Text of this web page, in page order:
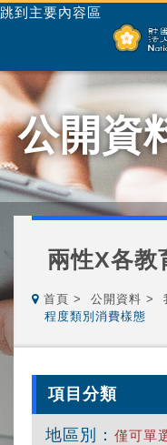
跳到主要內容區
公開資
兩性X各教
首頁 公開資料
程度類別消費樣態
項目分類
地區別： 僅可單